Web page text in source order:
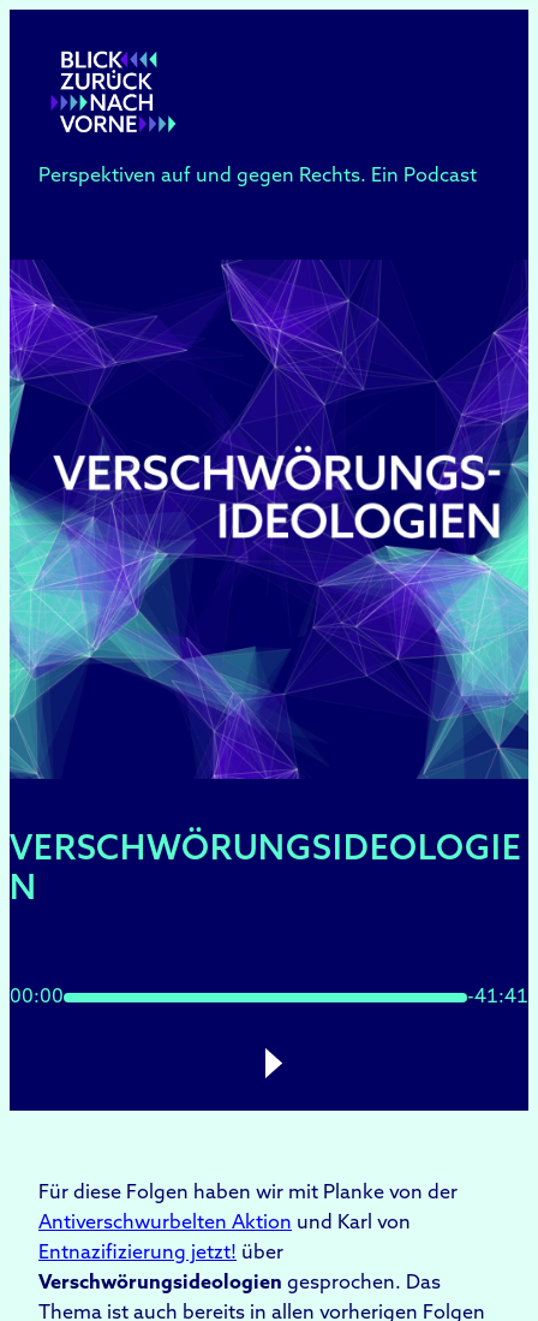
springen
Perspektiven auf und gegen Rechts. Ein Podcast
VERSCHWÖRUNGSIDEOLOGIE
N
00:00 -41:41
Für diese Folgen haben wir mit Planke von der
Antiverschwurbelten Aktion und Karl von
Entnazifizierung jetzt! über
Verschwörungsideologien gesprochen. Das
Thema ist auch bereits in allen vorherigen Folgen